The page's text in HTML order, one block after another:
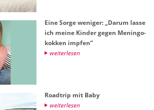
Eine Sorge we­ni­ger: „Darum lasse
ich meine Kin­der gegen Me­nin­go­
kok­ken imp­fen“
wei­ter­le­sen
Roadt­rip mit Baby
wei­ter­le­sen